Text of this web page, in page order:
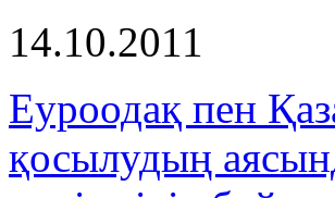
14.10.2011
Еуроодақ пен
қосылудың